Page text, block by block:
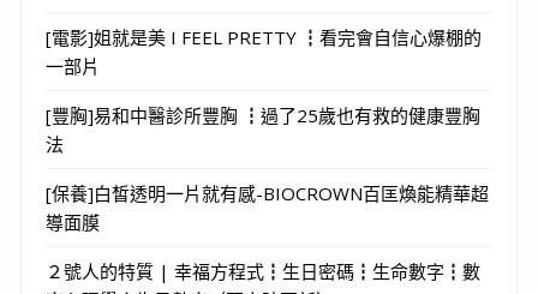
[電影]姐就是美 I FEEL PRETTY ┇看完會自信心爆棚的
一部片
[豐胸]易和中醫診所豐胸 ┇過了25歲也有救的健康豐胸
法
[保養]白皙透明一片就有感-BIOCROWN百匡煥能精華超
導面膜
２號人的特質 | 幸福方程式┇生日密碼┇生命數字┇數